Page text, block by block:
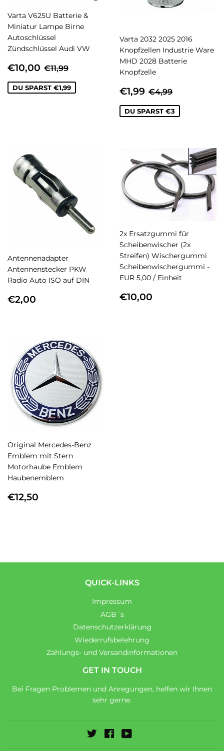
Varta V625U Batterie &
Miniatur Lampe Birne
Autoschlüssel
Zündschlüssel Audi VW
SONDERPREIS
€10,00 €10,00
NORMALER PREIS
€11,99
DU SPARST €1,99
Varta 2032 2025 2016
Knopfzellen Industrie Ware
MHD 2028 Batterie
Knopfzelle
SONDERPREIS
€1,99 €1,99
NORMALER
€4,99
DU SPARST €3
Antennenadapter
Antennenstecker PKW
Radio Auto ISO auf DIN
NORMALER
€2,00
2x Ersatzgummi für
Scheibenwischer (2x
Streifen) Wischergummi
Scheibenwischergummi -
EUR 5,00 / Einheit
NORMALER
€10,00
Original Mercedes-Benz
Emblem mit Stern
Motorhaube Emblem
Haubenemblem
NORMALER
€12,50
QUICK-LINKS
Impressum
AGB´s
Datenschutzerklärung
Wiederrufsbelehrung
Zahlungs- und Versandinformationen
GET IN TOUCH
Bei Fragen Problemen und Anregungen, helfen wir Ihnen
sehr gerne.
TwitterFacebook